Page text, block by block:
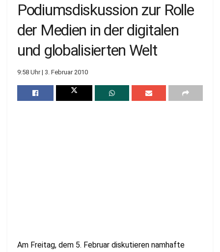
Podiumsdiskussion zur Rolle
der Medien in der digitalen
und globalisierten Welt
9:58 Uhr | 3. Februar 2010
Am Freitag, dem 5. Februar diskutieren namhafte